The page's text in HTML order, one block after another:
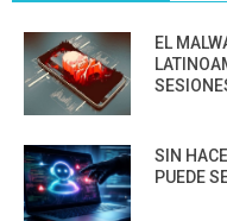
EL
SIN
PUEDE